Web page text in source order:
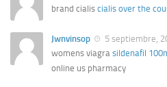
brand cialis cialis over the
Jwnvinsop
5 septiembre,
womens viagra sildenafil
online us pharmacy